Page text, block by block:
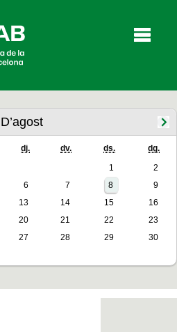
Vídeos
Español
D’agost
dj. dv. ds. dg.
1
2
6 7 8
9
13 14 15
16
20 21 22
23
27 28 29
30